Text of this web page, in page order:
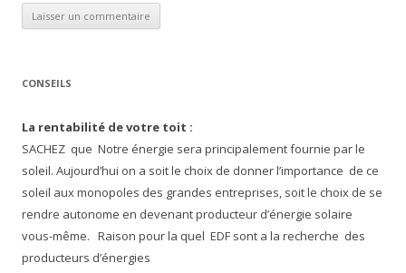
CONSEILS
La rentabilité de votre toit :
SACHEZ que Notre énergie sera principalement fournie par le
soleil. Aujourd’hui on a soit le choix de donner l’importance de ce
soleil aux monopoles des grandes entreprises, soit le choix de se
rendre autonome en devenant producteur d’énergie solaire
vous-même. Raison pour la quel EDF sont a la recherche des
producteurs d’énergies